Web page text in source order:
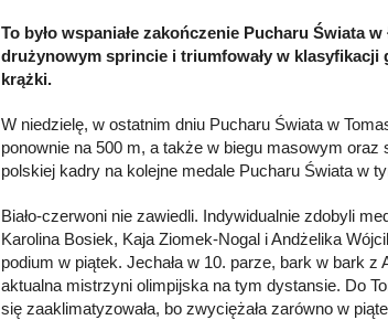
To było wspaniałe zakończenie Pucharu Świata
drużynowym sprincie i triumfowały w
krążki.
W niedzielę, w ostatnim dniu Pucharu Świata w
ponownie na 500 m, a także w biegu masowym
polskiej kadry na kolejne medale Pucharu Świata w
Biało-czerwoni nie zawiedli. Indywidualnie zdobyli
Karolina Bosiek, Kaja Ziomek-Nogal i Andżelika
podium w piątek. Jechała w 10. parze, bark w bark
aktualna mistrzyni olimpijska na tym dystansie. Do
się zaaklimatyzowała, bo zwyciężała zarówno w